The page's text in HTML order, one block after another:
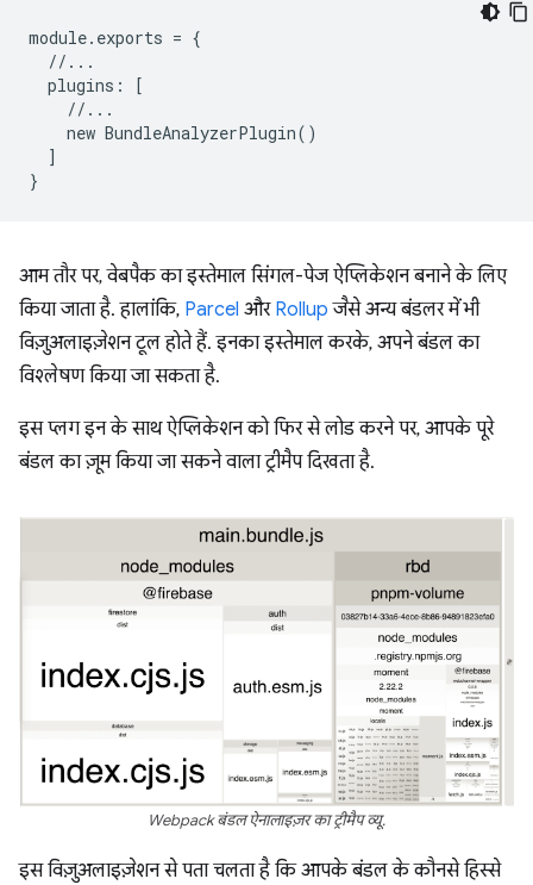
module. exports = {
//...
plugins :
[
//...
new BundleAnalyzerPlugin()
]
}
आम तौर पर, वेबपैक का इस्तेमाल सिंगल-पेज ऐप्लिकेशन बनाने के लिए
किया जाता है. हालांकि, Parcel और Rollup जैसे अन्य बंडलर में भी
विज़ुअलाइज़ेशन टूल होते हैं. इनका इस्तेमाल करके, अपने बंडल का
विश्लेषण किया जा सकता है.
इस प्लग इन के साथ ऐप्लिकेशन को फिर से लोड करने पर, आपके पूरे
बंडल का ज़ूम किया जा सकने वाला ट्रीमैप दिखता है.
Webpack बंडल ऐनालाइज़र का ट्रीमैप व्यू.
इस विज़ुअलाइज़ेशन से पता चलता है कि आपके बंडल के कौनसे हिस्से